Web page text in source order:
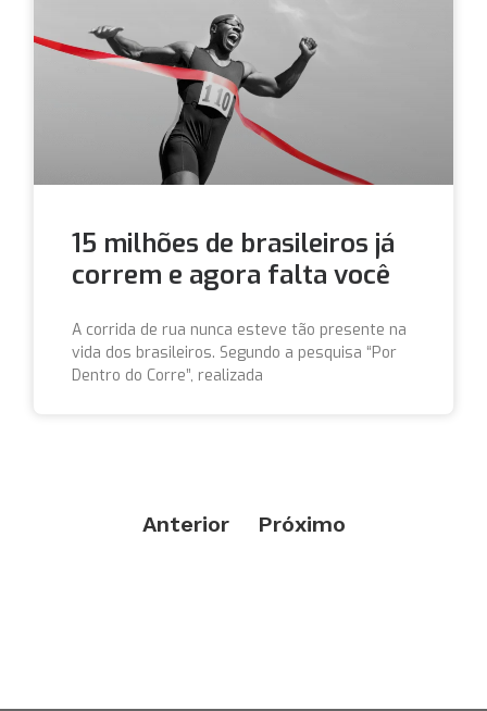
15 milhões de brasileiros já
correm e agora falta você
A corrida de rua nunca esteve tão presente na
vida dos brasileiros. Segundo a pesquisa “Por
Dentro do Corre”, realizada
Anterior Próximo